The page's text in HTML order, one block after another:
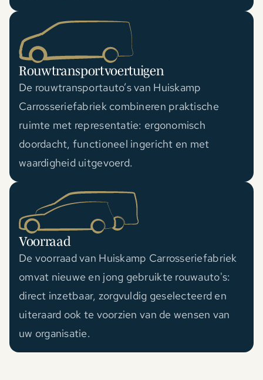
Rouwtransportvoertuigen
De rouwtransportauto’s van Huiskamp
Carrosseriefabriek combineren praktische
ruimte met representatie: ergonomisch
doordacht, functioneel ingericht en met
waardigheid uitgevoerd.
Voorraad
De voorraad van Huiskamp Carrosseriefabriek
omvat nieuwe en jong gebruikte rouwauto's:
direct inzetbaar, zorgvuldig geselecteerd en
uiteraard ook te voorzien van de wensen van
uw organisatie.